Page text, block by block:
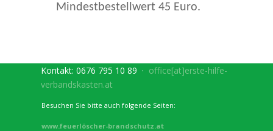
Mindestbestellwert 45 Euro.
Kontakt: 0676 795 10 89 · office[at]erste-hilfe-
verbandskasten.at
Besuchen Sie bitte auch folgende Seiten:
www.feuerlöscher-brandschutz.at